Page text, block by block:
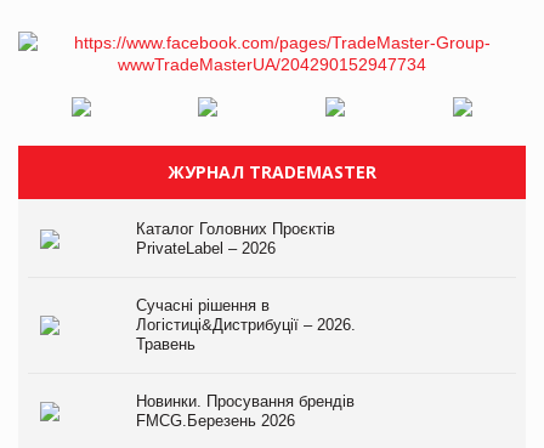
ЖУРНАЛ TRADEMASTER
Каталог Головних Проєктів
PrivateLabel – 2026
Сучасні рішення в
Логістиці&Дистрибуції – 2026.
Травень
Новинки. Просування брендів
FMCG.Березень 2026